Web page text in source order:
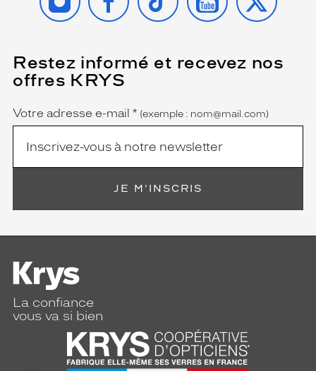
Restez informé et recevez nos
offres KRYS
Name
Votre adresse e-mail *
(Ce
champ
est
(exemple : nom@mail.com)
JE M'INSCRIS
La confiance
vous va si bien